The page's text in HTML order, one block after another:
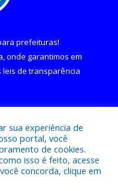
prefeituras!
onde garantimos em
leis de transparência
Municipal de Curralinho.
sua experiência de
portal, você
de cookies.
isso é feito, acesse
concorda, clique em